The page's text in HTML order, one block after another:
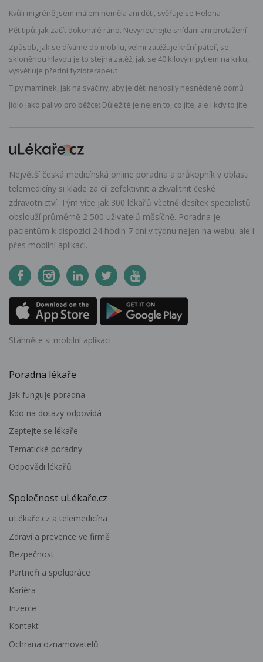
Kvůli migréně jsem málem neměla ani děti, svěřuje se Helena
Pět tipů, jak začít dokonalé ráno. Nevynechejte snídani ani protažení
Způsob, jak se díváme do mobilu, velmi zatěžuje krční páteř, se
skloněnou hlavou je to stejná zátěž, jak se 40 kilovým pytlem na krku,
vysvětluje přední fyzioterapeut
Tipy maminek, jak na svačiny, aby je děti nenosily nesnědené domů
Jídlo jako palivo pro běžce: Důležité je nejen to, co jíte, ale i kdy to jíte
Největší česká medicínská online poradna a průkopník v oblasti
telemedicíny si klade za cíl zefektivnit a zkvalitnit české
zdravotnictví. Tým více jak 300 lékařů včetně desítek specialistů
obslouží průměrně 2 500 uživatelů měsíčně. Poradna je
pacientům k dispozici 24 hodin 7 dní v týdnu nejen na webu, ale i
přes mobilní aplikaci.
Stáhněte si mobilní aplikaci
Poradna lékaře
Jak funguje poradna
Kdo na dotazy odpovídá
Zeptejte se lékaře
Tematické poradny
Odpovědi lékařů
Společnost uLékaře.cz
uLékaře.cz a telemedicína
Zdraví a prevence ve firmě
Bezpečnost
Partneři a spolupráce
Kariéra
Inzerce
Kontakt
Ochrana oznamovatelů